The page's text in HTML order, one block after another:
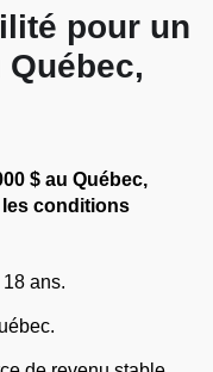
pour un
Québec,
$ au Québec,
conditions
ans.